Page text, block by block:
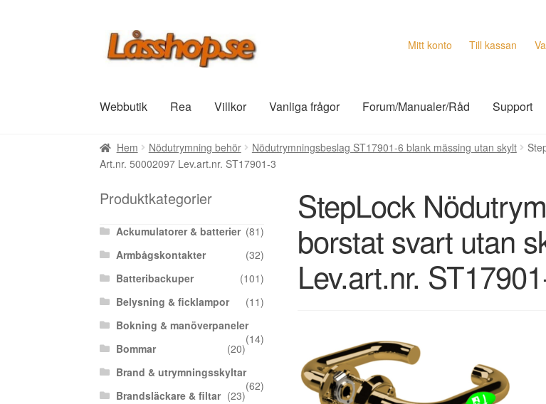
Hoppa
till
Hoppa
till
Mitt konto Till kassan
Webbutik Rea Villkor Vanliga frågor Forum/Manualer/Råd Support
Hem Nödutrymning behör Nödutrymningsbeslag ST17901-6 blank mässing utan skylt
Art.nr. 50002097 Lev.art.nr. ST17901-3
StepLock
borstat svart utan
Lev.art.nr.
Produktkategorier
Ackumulatorer & batterier (81)
Armbågskontakter
(32)
Batteribackuper
(101)
Belysning & ficklampor
(11)
Bokning & manöverpaneler
(14)
Bommar
(20)
Brand & utrymningsskyltar
(62)
Brandsläckare & filtar (23)